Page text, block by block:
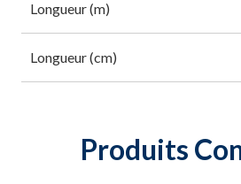
Longueur (m)
Longueur (cm)
Produits